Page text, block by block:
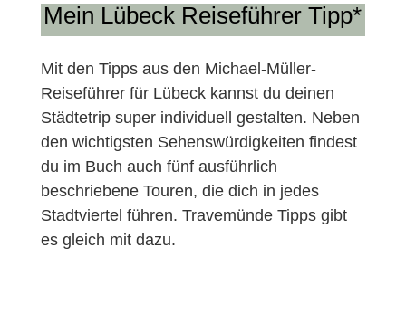
Mein Lübeck Reiseführer Tipp*
Mit den Tipps aus den Michael-Müller-
Reiseführer für Lübeck kannst du deinen
Städtetrip super individuell gestalten. Neben
den wichtigsten Sehenswürdigkeiten findest
du im Buch auch fünf ausführlich
beschriebene Touren, die dich in jedes
Stadtviertel führen. Travemünde Tipps gibt
es gleich mit dazu.